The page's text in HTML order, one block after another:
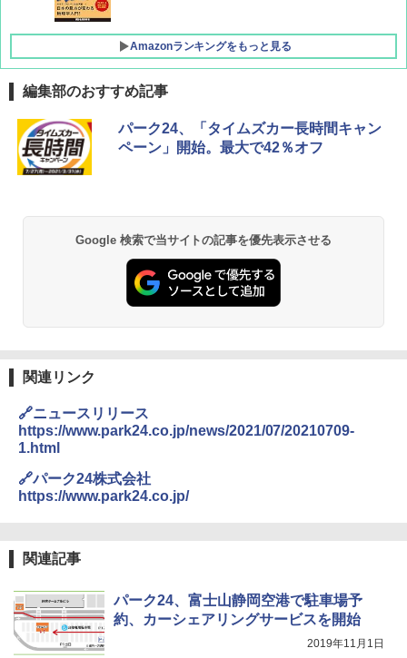
Amazonランキングをもっと見る
[キャンパーズコレクション 山善] ポップアッ
プテント 傘みたいに広げて畳める パッとサ
ッとサンシェード キューブ フルクローズ メ
￥6,831
PYKES PEAK (パイクスピーク) 着替えテン
ト プライバシー テント 【中が透けない】 1
人用 折りたたみ 防災グッズ 災害用トイレ ビ
易 トイレテント (ブラック)
ENDLESS BASE 《めざましテレビで紹介》
テント ワンタッチ RENEW 幅200 2-3人用 43
￥5,999
ュ(BC仕様) PATC-150B(EB)
￥9,990
DEWEL パラソル 大型 ビーチ アウトドアパ
ラソル ガーデン サイトシート付 折りたたみ
防水 UVカット 4段階高さ調整 軽量 収納袋付
-08EX カーキ ソロキャンプ ポリエステル フ
レーム テント
￥2,980
ニューエラ New Era キャップ メッシュキャ
ップ 9FORTY AFrame 15226380 NER37C00
ケア FREE
￥4,400
編集部のおすすめ記事
パーク24、「タイムズカー長時間キャン
ペーン」開始。最大で42％オフ
Google 検索で当サイトの記事を優先表示させる
関連リンク
🔗ニュースリリース
https://www.park24.co.jp/news/2021/07/20210709-
1.html
🔗パーク24株式会社
https://www.park24.co.jp/
関連記事
パーク24、富士山静岡空港で駐車場予
約、カーシェアリングサービスを開始
2019年11月1日